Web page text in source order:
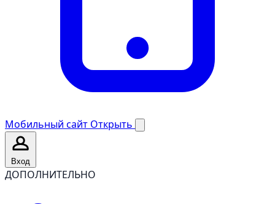
Мобильный сайт Открыть
Вход
ДОПОЛНИТЕЛЬНО